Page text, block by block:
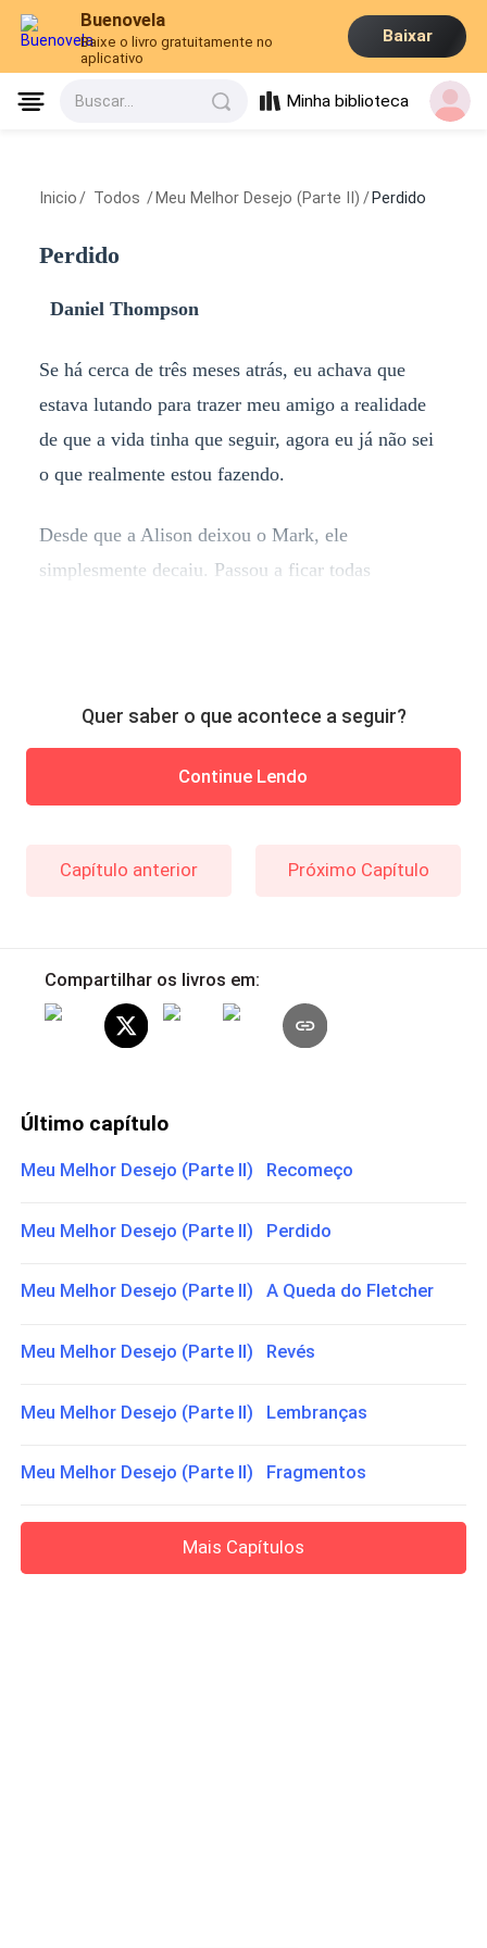
Buenovela
Baixe o livro gratuitamente no
aplicativo
Baixar
Buscar... Minha biblioteca
Inicio / Todos / Meu Melhor Desejo (Parte II) / Perdido
Perdido
Daniel Thompson
Se há cerca de três meses atrás, eu achava que
estava lutando para trazer meu amigo a realidade
de que a vida tinha que seguir, agora eu já não sei
o que realmente estou fazendo.
Desde que a Alison deixou o Mark, ele
simplesmente decaiu. Passou a ficar todas
Quer saber o que acontece a seguir?
Continue Lendo
Capítulo anterior Próximo Capítulo
Compartilhar os livros em:
Último capítulo
Meu Melhor Desejo (Parte II) Recomeço
Meu Melhor Desejo (Parte II) Perdido
Meu Melhor Desejo (Parte II) A Queda do Fletcher
Meu Melhor Desejo (Parte II) Revés
Meu Melhor Desejo (Parte II) Lembranças
Meu Melhor Desejo (Parte II) Fragmentos
Mais Capítulos